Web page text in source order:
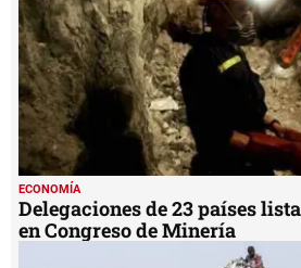
ECONOMÍA
Delegaciones de 23 países
en Congreso de Minería